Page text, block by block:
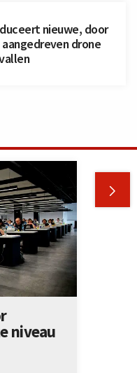
nieuwe, door
drone

niveau